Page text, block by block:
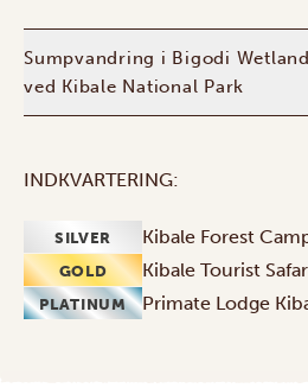
Sumpvandring i Bigodi
ved Kibale National Park
INDKVARTERING:
SILVER Kibale Forest
GOLD Kibale Tourist
PLATINUM Primate Lodge